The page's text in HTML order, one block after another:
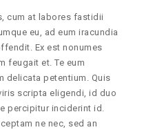
cum at labores fastidii
eu, ad eum iracundia
Ex est nonumes
feugait et. Te eum
delicata petentium. Quis
scripta eligendi, id duo
percipitur inciderint id.
ne nec, sed an